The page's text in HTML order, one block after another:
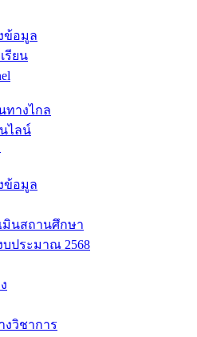
ข้อมูล
รียน
ทางไกล
ไลน์
ข้อมูล
มินสถานศึกษา
ประมาณ 2568
งวิชาการ